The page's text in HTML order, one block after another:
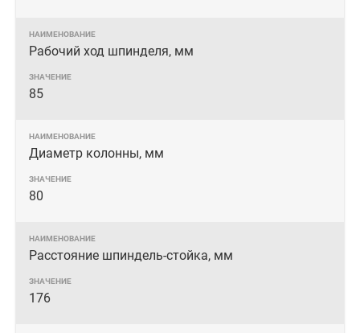
Рабочий ход шпинделя, мм
85
Диаметр колонны, мм
80
Расстояние шпиндель-стойка, мм
176